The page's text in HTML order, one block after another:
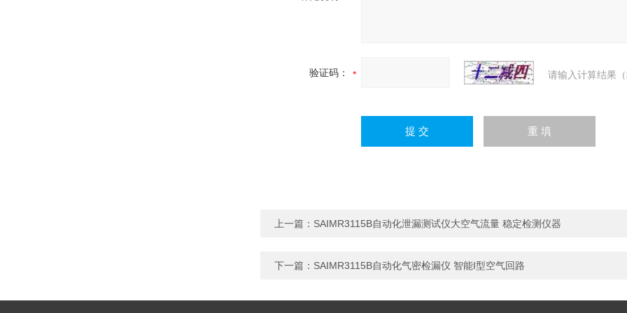
验证码： 请输入计算结果
上一篇： SAIMR3115B自动化泄漏测试仪大空气流量 稳定检测仪器
下一篇： SAIMR3115B自动化气密检漏仪 智能I型空气回路